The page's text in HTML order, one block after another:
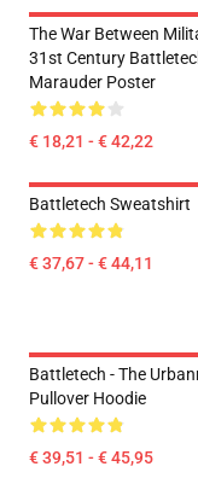
The War Between
31st Century
Marauder Poster
€ 18,21 - € 42,22
Battletech Sweatshirt
€ 37,67 - € 44,11
Battletech - The
Pullover Hoodie
€ 39,51 - € 45,95